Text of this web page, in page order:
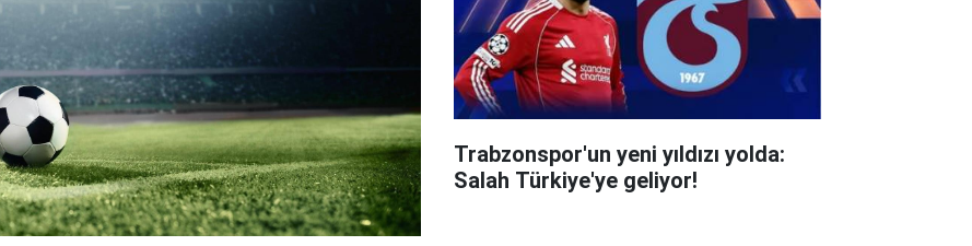
Trabzonspor'un yeni yıldızı yolda:
Salah Türkiye'ye geliyor!